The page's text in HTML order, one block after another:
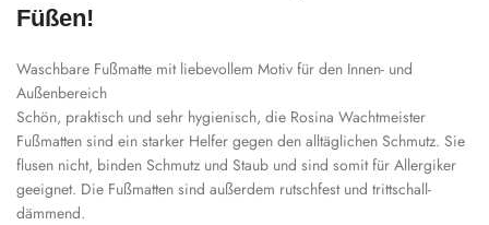
Füßen!
Waschbare Fußmatte mit liebevollem Motiv für den Innen- und
Außenbereich
Schön, praktisch und sehr hygienisch, die Rosina Wachtmeister
Fußmatten sind ein starker Helfer gegen den alltäglichen Schmutz. Sie
flusen nicht, binden Schmutz und Staub und sind somit für Allergiker
geeignet. Die Fußmatten sind außerdem rutschfest und trittschall-
dämmend.